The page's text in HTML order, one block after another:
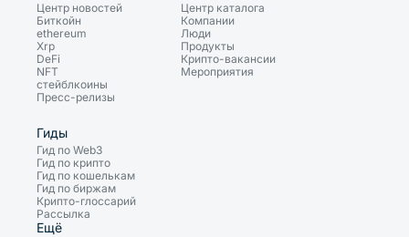
Центр новостей
Биткойн
ethereum
Xrp
DeFi
NFT
стейблкоины
Пресс-релизы
Центр каталога
Компании
Люди
Продукты
Крипто-вакансии
Мероприятия
Гиды
Гид по Web3
Гид по крипто
Гид по кошелькам
Гид по биржам
Крипто-глоссарий
Рассылка
Ещё